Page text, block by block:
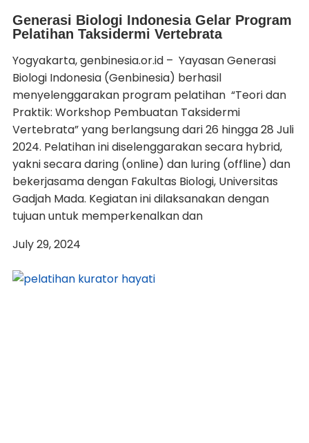
Generasi Biologi Indonesia Gelar Program
Pelatihan Taksidermi Vertebrata
Yogyakarta, genbinesia.or.id – Yayasan Generasi
Biologi Indonesia (Genbinesia) berhasil
menyelenggarakan program pelatihan “Teori dan
Praktik: Workshop Pembuatan Taksidermi
Vertebrata” yang berlangsung dari 26 hingga 28 Juli
2024. Pelatihan ini diselenggarakan secara hybrid,
yakni secara daring (online) dan luring (offline) dan
bekerjasama dengan Fakultas Biologi, Universitas
Gadjah Mada. Kegiatan ini dilaksanakan dengan
tujuan untuk memperkenalkan dan
July 29, 2024